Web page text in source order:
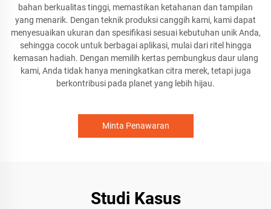
bahan berkualitas tinggi, memastikan ketahanan dan tampilan
yang menarik. Dengan teknik produksi canggih kami, kami dapat
menyesuaikan ukuran dan spesifikasi sesuai kebutuhan unik Anda,
sehingga cocok untuk berbagai aplikasi, mulai dari ritel hingga
kemasan hadiah. Dengan memilih kertas pembungkus daur ulang
kami, Anda tidak hanya meningkatkan citra merek, tetapi juga
berkontribusi pada planet yang lebih hijau.
Minta Penawaran
Studi Kasus